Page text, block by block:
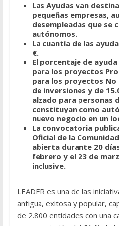
Las Ayudas van
pequeñas empresas,
desempleadas que se
autónomos.
La cuantía de las
€.
El porcentaje de
para los proyectos
para los proyectos No
de inversiones y de
alzado para personas
constituyan como
nuevo negocio en un
La convocatoria
Oficial de la
abierta durante 20
febrero y el 23 de
inclusive.
LEADER es una de las
antigua, exitosa y popular,
de 2.800 entidades con una